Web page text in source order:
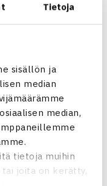
Tietoja
sisällön ja
median
median,
tietoja muihin
joita on kerätty,
ja lisätietoja
löytyvät
on siirretty lähes
joitakin
muuttuneiden
mahdollisista